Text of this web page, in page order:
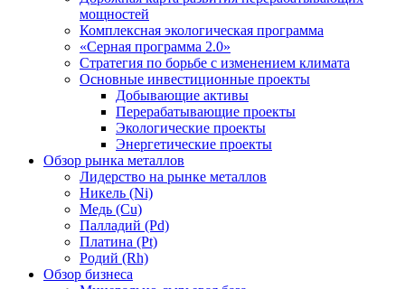
мощностей
Комплексная экологическая программа
«Серная программа 2.0»
Стратегия по борьбе с изменением климата
Основные инвестиционные проекты
Добывающие активы
Перерабатывающие проекты
Экологические проекты
Энергетические проекты
Обзор рынка металлов
Лидерство на рынке металлов
Никель (Ni)
Медь (Cu)
Палладий (Pd)
Платина (Pt)
Родий (Rh)
Обзор бизнеса